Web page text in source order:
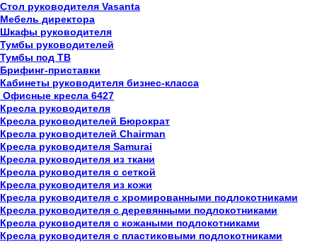
Стол руководителя Vasanta
Мебель директора
Шкафы руководителя
Тумбы руководителей
Тумбы под ТВ
Брифинг-приставки
Кабинеты руководителя бизнес-класса
Офисные кресла 6427
Кресла руководителя
Кресла руководителей Бюрократ
Кресла руководителей Chairman
Кресла руководителя Samurai
Кресла руководителя из ткани
Кресла руководителя с сеткой
Кресла руководителя из кожи
Кресла руководителя с хромированными подлокотниками
Кресла руководителя с деревянными подлокотниками
Кресла руководителя с кожаными подлокотниками
Кресла руководителя с пластиковыми подлокотниками